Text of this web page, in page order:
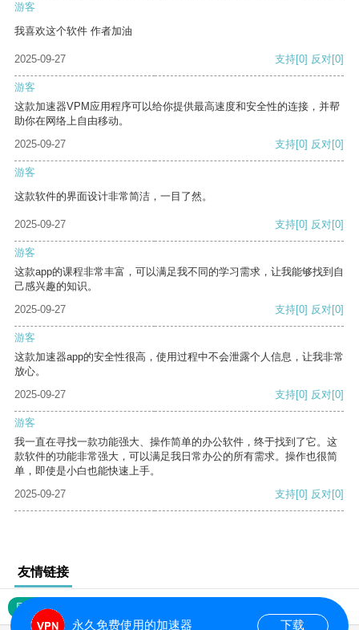
游客
我喜欢这个软件 作者加油
2025-09-27 支持[0] 反对[0]
游客
这款加速器VPM应用程序可以给你提供最高速度和安全性的连接，并帮
助你在网络上自由移动。
2025-09-27
支持[0] 反对[0]
游客
这款软件的界面设计非常简洁，一目了然。
2025-09-27 支持[0] 反对[0]
游客
这款app的课程非常丰富，可以满足我不同的学习需求，让我能够找到自
己感兴趣的知识。
2025-09-27
支持[0] 反对[0]
游客
这款加速器app的安全性很高，使用过程中不会泄露个人信息，让我非常
放心。
2025-09-27
支持[0] 反对[0]
游客
我一直在寻找一款功能强大、操作简单的办公软件，终于找到了它。这
款软件的功能非常强大，可以满足我日常办公的所有需求。操作也很简
单，即使是小白也能快速上手。
2025-09-27
支持[0] 反对[0]
友情链接
网站地图
永久免费使用的加速器 下载